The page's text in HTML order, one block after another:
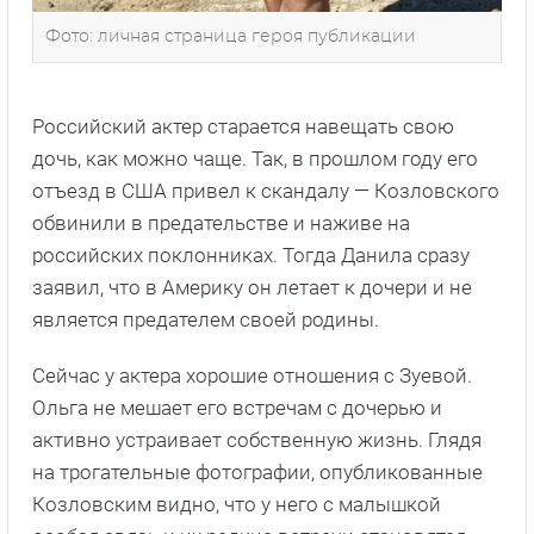
Фото: личная страница героя публикации
Российский актер старается навещать свою
дочь, как можно чаще. Так, в прошлом году его
отъезд в США привел к скандалу — Козловского
обвинили в предательстве и наживе на
российских поклонниках. Тогда Данила сразу
заявил, что в Америку он летает к дочери и не
является предателем своей родины.
Сейчас у актера хорошие отношения с Зуевой.
Ольга не мешает его встречам с дочерью и
активно устраивает собственную жизнь. Глядя
на трогательные фотографии, опубликованные
Козловским видно, что у него с малышкой